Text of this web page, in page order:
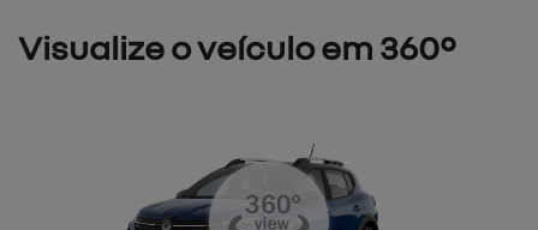
Visualize o veículo em 360°